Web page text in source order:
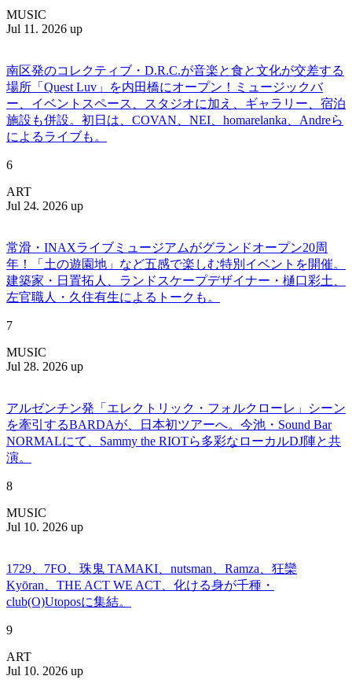
MUSIC
Jul 11. 2026 up
南区発のコレクティブ・D.R.C.が⾳楽と⾷と⽂化が交差する
場所「Quest Luv」を内田橋にオープン！ミュージックバ
ー、イベントスペース、スタジオに加え、ギャラリー、宿泊
施設も併設。初日は、COVAN、NEI、homarelanka、Andreら
によるライブも。
6
ART
Jul 24. 2026 up
常滑・INAXライブミュージアムがグランドオープン20周
年！「土の遊園地」など五感で楽しむ特別イベントを開催。
建築家・日置拓人、ランドスケープデザイナー・樋口彩土、
左官職人・久住有生によるトークも。
7
MUSIC
Jul 28. 2026 up
アルゼンチン発「エレクトリック・フォルクローレ」シーン
を牽引するBARDAが、日本初ツアーへ。今池・Sound Bar
NORMALにて、Sammy the RIOTら多彩なローカルDJ陣と共
演。
8
MUSIC
Jul 10. 2026 up
1729、7FO、珠鬼 TAMAKI、nutsman、Ramza、狂欒
Kyōran、THE ACT WE ACT、化ける身が千種・
club(O)Utoposに集結。
9
ART
Jul 10. 2026 up